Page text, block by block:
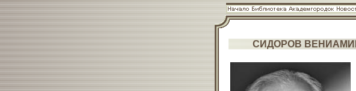
СИДОРОВ